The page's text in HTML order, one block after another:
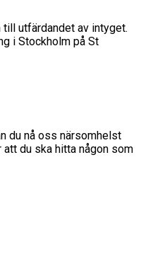
utfärdandet av intyget.
i Stockholm på St
du nå oss närsomhelst
du ska hitta någon som